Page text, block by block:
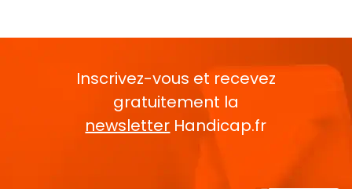
Inscrivez-vous et recevez
gratuitement la
newsletter Handicap.fr